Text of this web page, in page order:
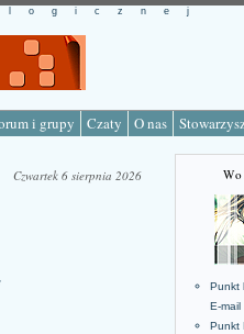
i grupy Czaty O nas
Czwartek 6 sierpnia 2026
Punkt
E-mail
Punkt